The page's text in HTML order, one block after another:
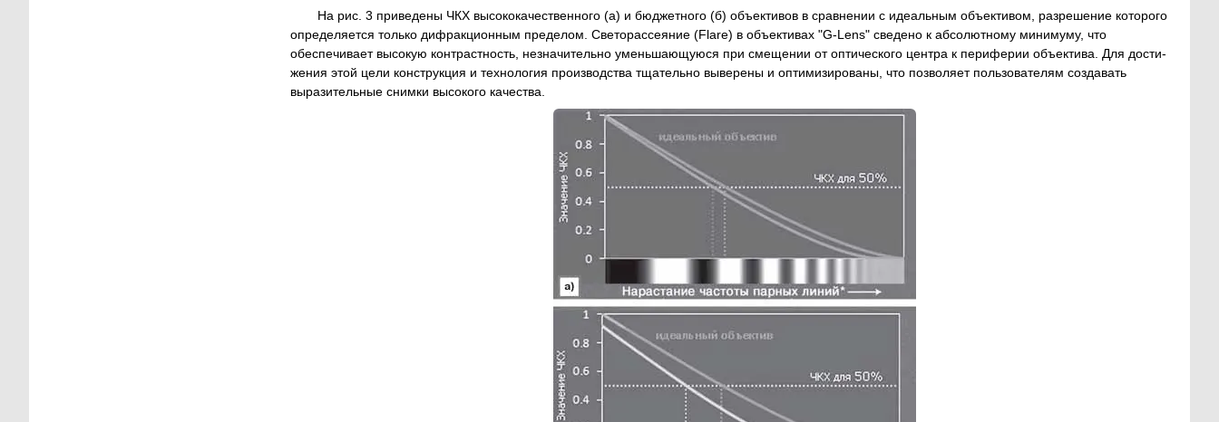
На рис. 3 приведены ЧКХ высококачественного (а) и бюджетного (б) объективов в сравнении с идеальным объективом, разрешение которого
определяется только дифракционным пределом. Светорассеяние (Flare) в объективах "G-Lens" сведено к абсолютному минимуму, что
обеспечивает высокую контрастность, незначительно уменьшающуюся при смещении от оптического центра к периферии объектива. Для дости-
жения этой цели конструкция и технология производства тщательно выверены и оптимизированы, что позволяет пользователям создавать
выразительные снимки высокого качества.